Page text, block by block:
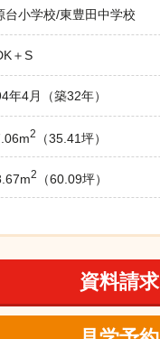
台小学校/東豊田中学校
＋S
年4月（築32年）
2 （35.41坪）
2 （60.09坪）
資料請求